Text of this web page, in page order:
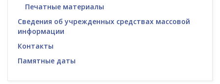
Печатные материалы
Сведения об учрежденных средствах массовой
информации
Контакты
Памятные даты